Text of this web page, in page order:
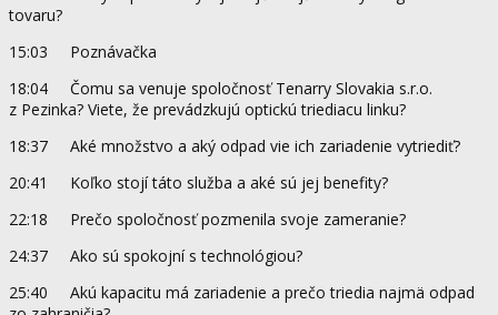
tovaru?
15:03 Poznávačka
18:04 Čomu sa venuje spoločnosť Tenarry Slovakia s.r.o.
z Pezinka? Viete, že prevádzkujú optickú triediacu linku?
18:37 Aké množstvo a aký odpad vie ich zariadenie vytriediť?
20:41 Koľko stojí táto služba a aké sú jej benefity?
22:18 Prečo spoločnosť pozmenila svoje zameranie?
24:37 Ako sú spokojní s technológiou?
25:40 Akú kapacitu má zariadenie a prečo triedia najmä odpad